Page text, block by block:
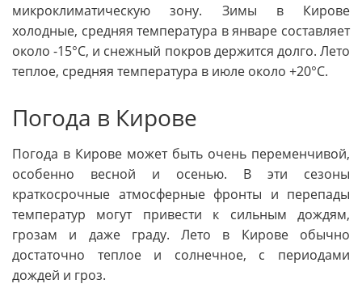
микроклиматическую зону. Зимы в Кирове
холодные, средняя температура в январе составляет
около -15°C, и снежный покров держится долго. Лето
теплое, средняя температура в июле около +20°C.
Погода в Кирове
Погода в Кирове может быть очень переменчивой,
особенно весной и осенью. В эти сезоны
краткосрочные атмосферные фронты и перепады
температур могут привести к сильным дождям,
грозам и даже граду. Лето в Кирове обычно
достаточно теплое и солнечное, с периодами
дождей и гроз.